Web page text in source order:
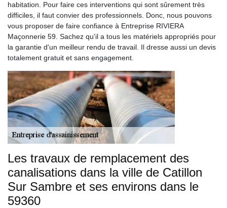
habitation. Pour faire ces interventions qui sont sûrement très
difficiles, il faut convier des professionnels. Donc, nous pouvons
vous proposer de faire confiance à Entreprise RIVIERA
Maçonnerie 59. Sachez qu'il a tous les matériels appropriés pour
la garantie d'un meilleur rendu de travail. Il dresse aussi un devis
totalement gratuit et sans engagement.
Les travaux de remplacement des
canalisations dans la ville de Catillon
Sur Sambre et ses environs dans le
59360